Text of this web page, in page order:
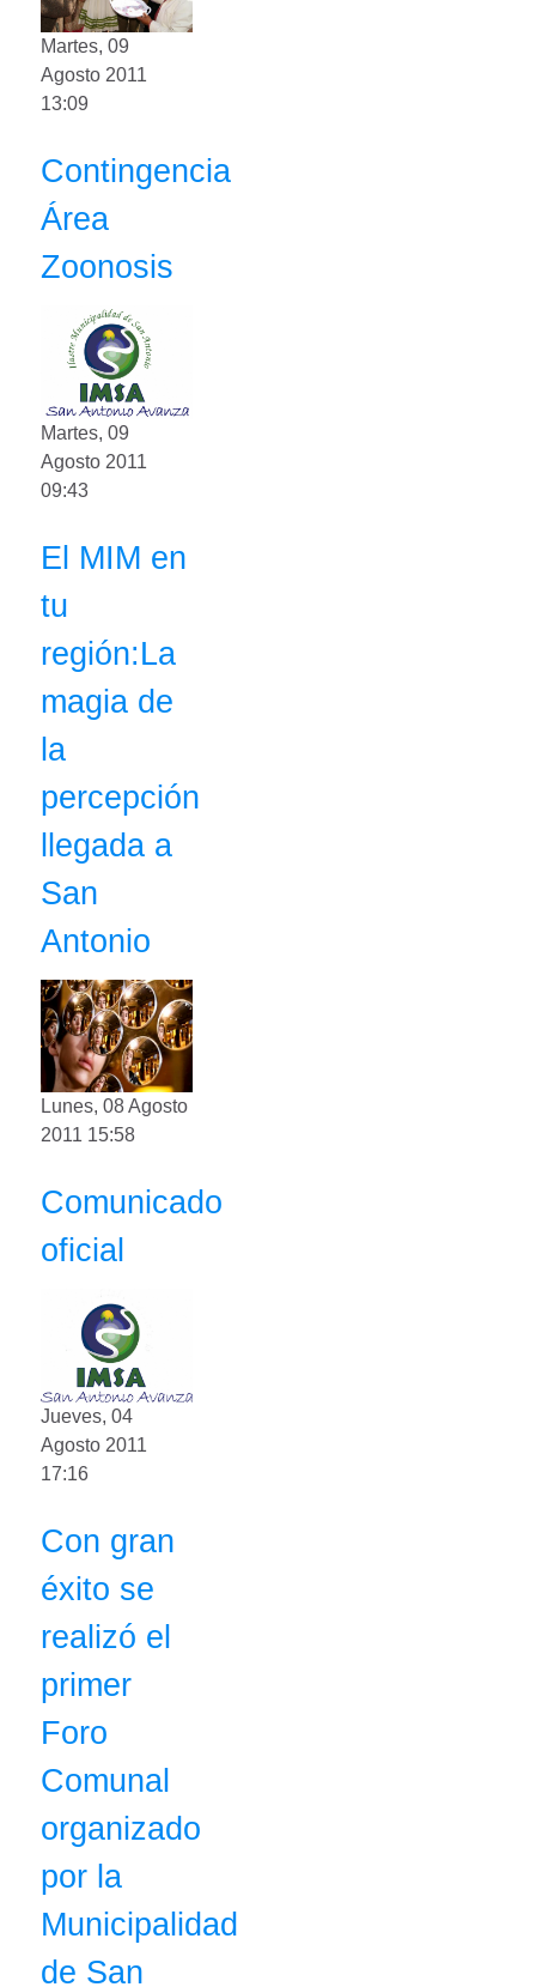
Martes, 09
Agosto 2011
13:09
Contingencia
Área
Zoonosis
Martes, 09
Agosto 2011
09:43
El MIM en
tu
región:La
magia de
la
percepción
llegada a
San
Antonio
Lunes, 08 Agosto
2011 15:58
Comunicado
oficial
Jueves, 04
Agosto 2011
17:16
Con gran
éxito se
realizó el
primer
Foro
Comunal
organizado
por la
Municipalidad
de San